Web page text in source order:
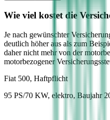
Wie viel kostet die
Je nach gewünschter
deutlich höher aus als zum
daher nicht mehr von der
motorbezogener
Fiat 500, Haftpflicht
95 PS/70 KW, elektro, Baujahr